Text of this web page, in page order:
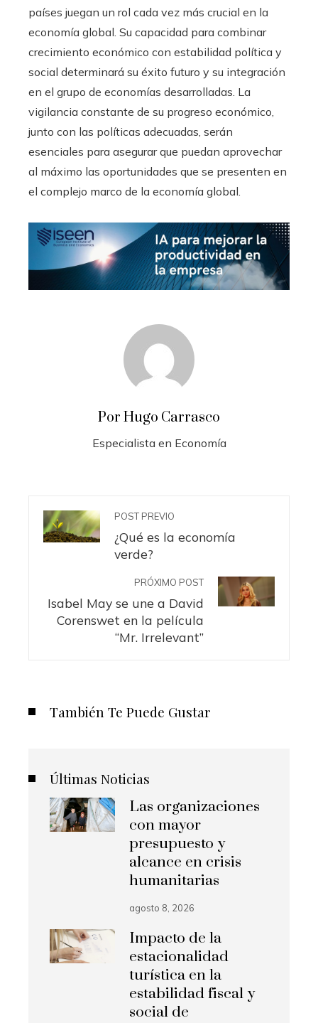
países juegan un rol cada vez más crucial en la
economía global. Su capacidad para combinar
crecimiento económico con estabilidad política y
social determinará su éxito futuro y su integración
en el grupo de economías desarrolladas. La
vigilancia constante de su progreso económico,
junto con las políticas adecuadas, serán
esenciales para asegurar que puedan aprovechar
al máximo las oportunidades que se presenten en
el complejo marco de la economía global.
Por Hugo Carrasco
Especialista en Economía
POST PREVIO
¿Qué es la economía
verde?
PRÓXIMO POST
Isabel May se une a David
Corenswet en la película
“Mr. Irrelevant”
También Te Puede Gustar
Últimas Noticias
Las organizaciones
con mayor
presupuesto y
alcance en crisis
humanitarias
agosto 8, 2026
Impacto de la
estacionalidad
turística en la
estabilidad fiscal y
social de